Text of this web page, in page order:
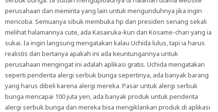
perusahaan dan meminta yang lain untuk mengunduhnya jika ingin
mencoba. Semuanya sibuk membuka hp dan presiden senang sekali
melihat halamannya cute, ada Kasairuka-kun dan Kosame-chan yang ia
sukai. Ia ingin langsung mengatakan kalau Uchida lulus, tapi ia harus
realistis dan bertanya apakah ini ada keuntungannya untuk
perusahaan mengingat ini adalah aplikasi gratis. Uchida mengatakan
seperti penderita alergi serbuk bunga sepertinya, ada banyak barang
yang harus dibeli karena alergi mereka. Pasar untuk alergi serbuk
bunga mencapai 100 juta yen, ada banyak produk untuk penderita
alergi serbuk bunga dan mereka bisa mengiklankan produk di aplikasi